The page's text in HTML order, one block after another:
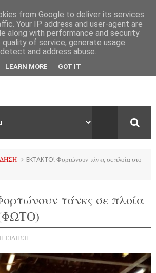
EKTAKTO! Φορτώνουν τάνκς σε πλοία στο
τάνκς σε πλοία
ΕΙΔΗΣΗ
from Google to deliver its services
Your IP address and user-agent are
along with performance and security
of service, generate usage
and address abuse.
LEARN MORE GOT IT